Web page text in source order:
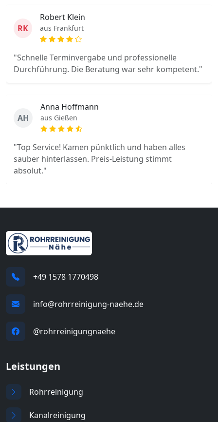
RK
Robert Klein
aus Frankfurt
"Schnelle Terminvergabe und professionelle
Durchführung. Die Beratung war sehr kompetent."
AH
Anna Hoffmann
aus Gießen
"Top Service! Kamen pünktlich und haben alles
sauber hinterlassen. Preis-Leistung stimmt
absolut."
+49 1578 1770498
info@rohrreinigung-naehe.de
@rohrreinigungnaehe
Leistungen
Rohrreinigung
Kanalreinigung